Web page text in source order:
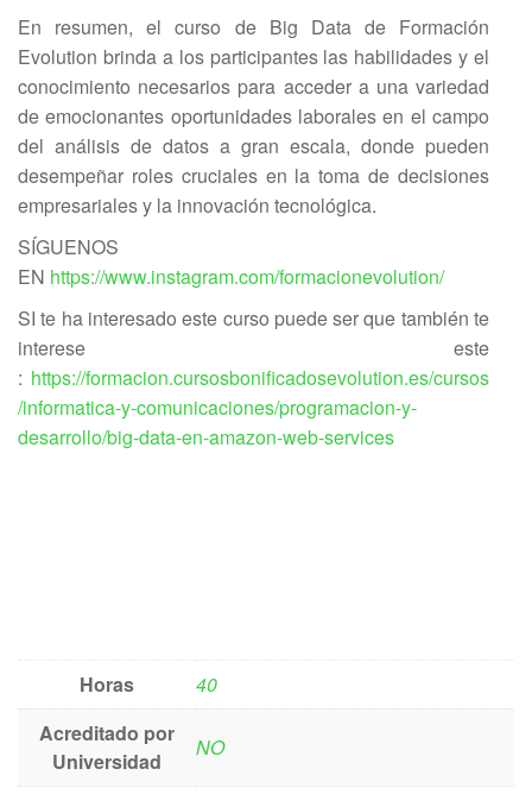
En resumen, el curso de Big Data de Formación
Evolution brinda a los participantes las habilidades y el
conocimiento necesarios para acceder a una variedad
de emocionantes oportunidades laborales en el campo
del análisis de datos a gran escala, donde pueden
desempeñar roles cruciales en la toma de decisiones
empresariales y la innovación tecnológica.
SÍGUENOS
EN https://www.instagram.com/formacionevolution/
SI te ha interesado este curso puede ser que también te
interese este
: https://formacion.cursosbonificadosevolution.es/cursos
/informatica-y-comunicaciones/programacion-y-
desarrollo/big-data-en-amazon-web-services
Horas
40
Acreditado por
Universidad
NO